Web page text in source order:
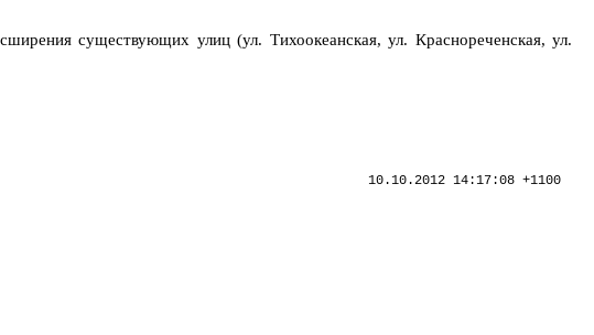
существующих улиц (ул. Тихоокеанская, ул. Краснореченская, ул.
10.10.2012 14:17:08 +1100